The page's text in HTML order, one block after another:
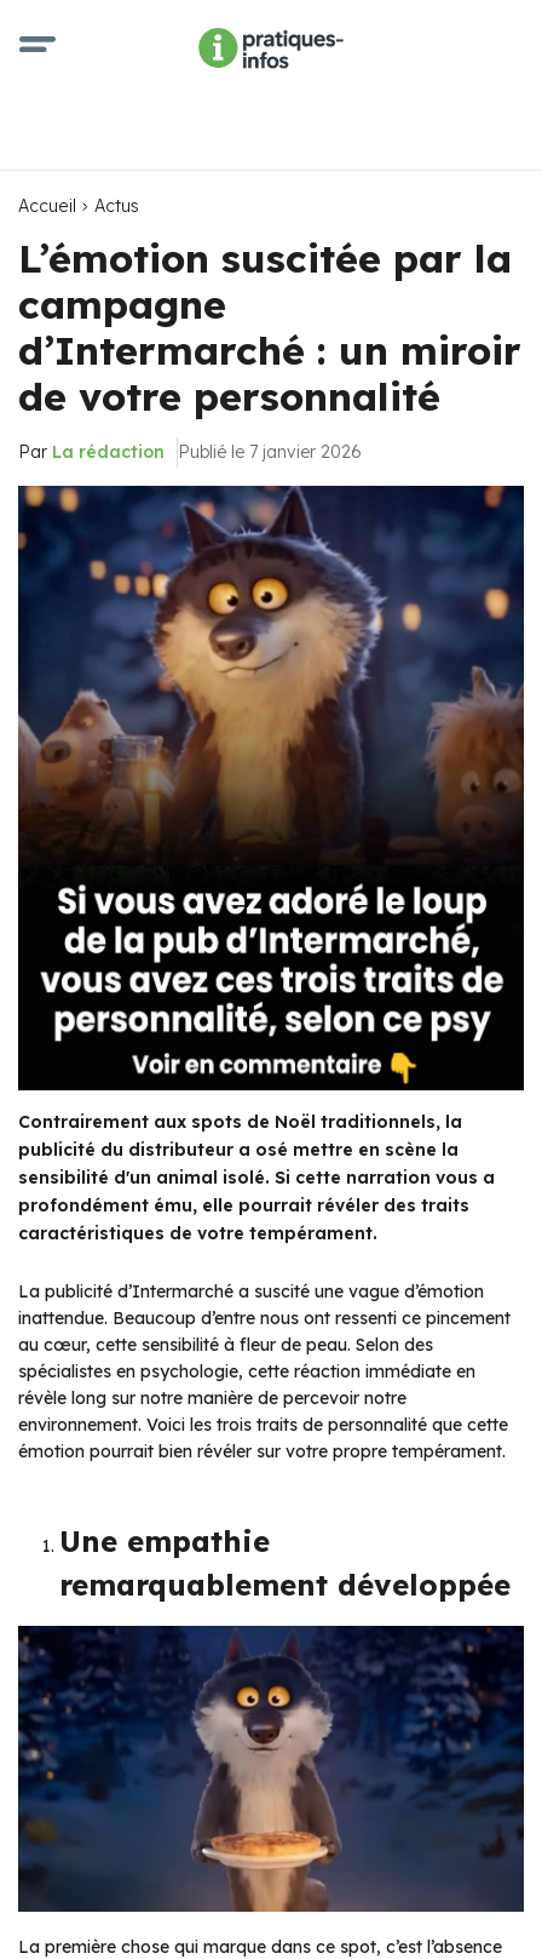
Accueil Actus
L’émotion suscitée par la
campagne
d’Intermarché : un miroir
de votre personnalité
Par La rédaction Publié le 7 janvier 2026
Contrairement aux spots de Noël traditionnels, la
publicité du distributeur a osé mettre en scène la
sensibilité d'un animal isolé. Si cette narration vous a
profondément ému, elle pourrait révéler des traits
caractéristiques de votre tempérament.
La publicité d’Intermarché a suscité une vague d’émotion
inattendue. Beaucoup d’entre nous ont ressenti ce pincement
au cœur, cette sensibilité à fleur de peau. Selon des
spécialistes en psychologie, cette réaction immédiate en
révèle long sur notre manière de percevoir notre
environnement. Voici les trois traits de personnalité que cette
émotion pourrait bien révéler sur votre propre tempérament.
Une empathie
remarquablement développée
La première chose qui marque dans ce spot, c’est l’absence